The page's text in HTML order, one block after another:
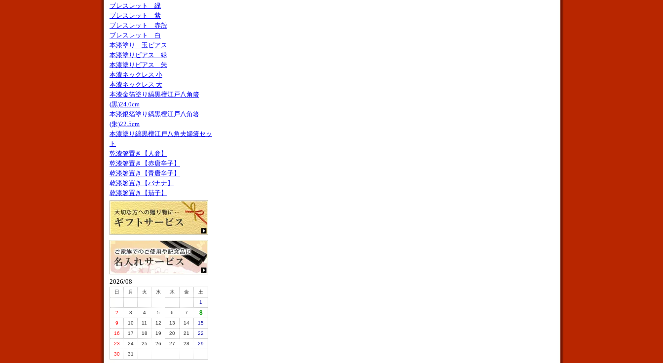
ブレスレット 緑
ブレスレット 紫
ブレスレット 赤殻
ブレスレット 白
本漆塗り 玉ピアス
本漆塗りピアス 緑
本漆塗りピアス 朱
本漆ネックレス 小
本漆ネックレス 大
本漆金箔塗り縞黒檀江戸八角箸
(黒)24.0cm
本漆銀箔塗り縞黒檀江戸八角箸
(朱)22.5cm
本漆塗り縞黒檀江戸八角夫婦箸セッ
ト
乾漆箸置き【人参】
乾漆箸置き【赤唐辛子】
乾漆箸置き【青唐辛子】
乾漆箸置き【バナナ】
乾漆箸置き【茄子】
2026/08
日 月 火 水 木 金
土
1
2
3 4 5 6 7 8
9 10 11 12 13 14
15
16
17 18 19 20 21
22
23
24 25 26 27 28
29
30
31